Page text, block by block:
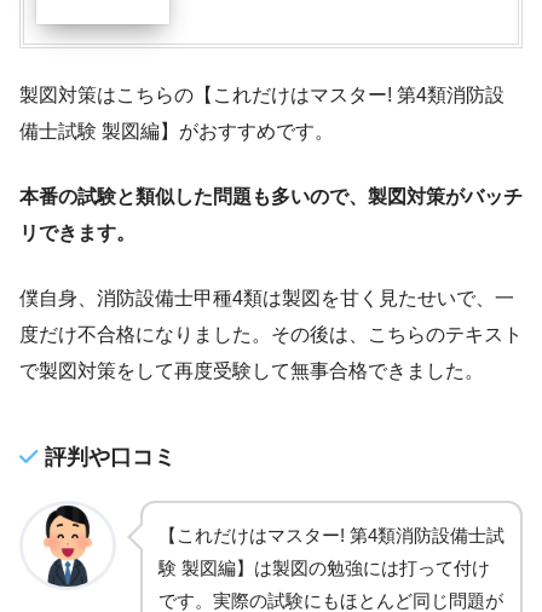
製図対策はこちらの【これだけはマスター! 第4類消防設
備士試験 製図編】がおすすめです。
本番の試験と類似した問題も多いので、製図対策がバッチ
リできます。
僕自身、消防設備士甲種4類は製図を甘く見たせいで、一
度だけ不合格になりました。その後は、こちらのテキスト
で製図対策をして再度受験して無事合格できました。
評判や口コミ
【これだけはマスター! 第4類消防設備士試
験 製図編】は製図の勉強には打って付け
です。実際の試験にもほとんど同じ問題が